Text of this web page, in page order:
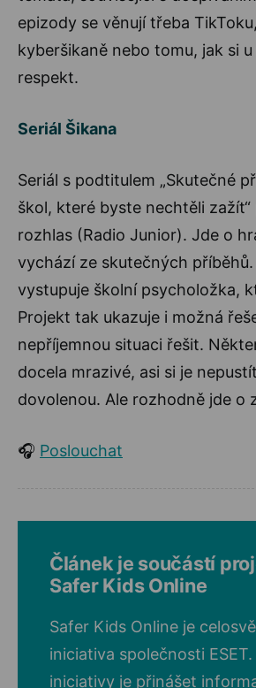
epizody se věnují třeba
kyberšikaně nebo tomu, jak si
respekt.
Seriál Šikana
Seriál s podtitulem „Skutečné
škol, které byste nechtěli
rozhlas (Radio Junior). Jde o
vychází ze skutečných
vystupuje školní psycholožka,
Projekt tak ukazuje i možná
nepříjemnou situaci řešit.
docela mrazivé, asi si je
dovolenou. Ale rozhodně jde o
🎧 Poslouchat
Článek je součástí
Safer Kids Online
Safer Kids Online je
iniciativa společnosti
iniciativy je přinášet